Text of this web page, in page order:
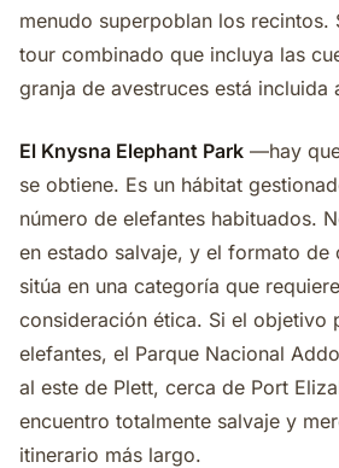
menudo superpoblan los recintos.
tour combinado que incluya las
granja de avestruces está incluida
El Knysna Elephant Park —hay
se obtiene. Es un hábitat
número de elefantes habituados.
en estado salvaje, y el formato de
sitúa en una categoría que
consideración ética. Si el objetivo
elefantes, el Parque Nacional
al este de Plett, cerca de Port
encuentro totalmente salvaje y
itinerario más largo.